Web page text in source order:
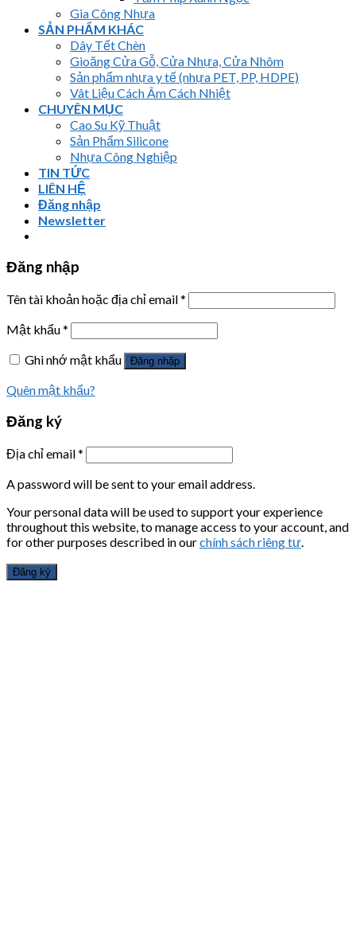
Gia Công Nhựa
SẢN PHẨM KHÁC
Dây Tết Chèn
Gioăng Cửa Gỗ, Cửa Nhựa, Cửa Nhôm
Sản phẩm nhựa y tế (nhựa PET, PP, HDPE)
Vât Liệu Cách Âm Cách Nhiệt
CHUYÊN MỤC
Cao Su Kỹ Thuật
Sản Phẩm Silicone
Nhựa Công Nghiệp
TIN TỨC
LIÊN HỆ
Đăng nhập
Newsletter
Đăng nhập
Tên tài khoản hoặc địa chỉ email*
Mật khẩu*
Ghi nhớ mật khẩu
Đăng nhập
Quên mật khẩu?
Đăng ký
Địa chỉ email*
A password will be sent to your email address.
Your personal data will be used to support your experience
throughout this website, to manage access to your account, and
for other purposes described in ourchính sách riêng tư.
Đăng ký